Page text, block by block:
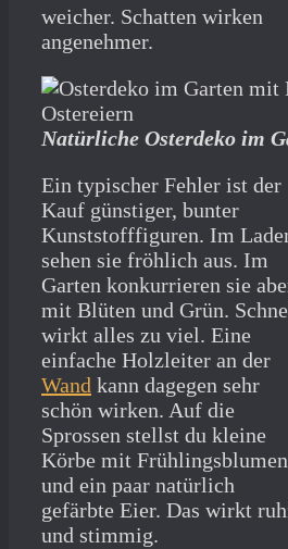
weicher. Schatten wirken
angenehmer.
Natürliche Osterdeko im
Ein typischer Fehler ist der
Kauf günstiger, bunter
Kunststofffiguren. Im
sehen sie fröhlich aus. Im
Garten konkurrieren sie
mit Blüten und Grün.
wirkt alles zu viel. Eine
einfache Holzleiter an der
Wand kann dagegen sehr
schön wirken. Auf die
Sprossen stellst du kleine
Körbe mit Frühlingsblumen
und ein paar natürlich
gefärbte Eier. Das wirkt
und stimmig.